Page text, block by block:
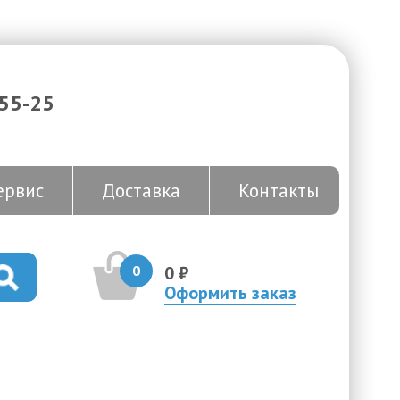
25
Доставка Контакты
0
0 ₽
Оформить заказ